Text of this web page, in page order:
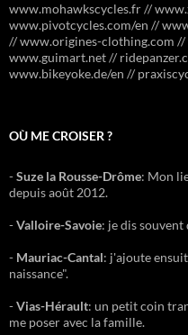
www.mohawkscycles.fr //
www.pivotcycles.com/en //
// www.origines-clothing.com //
www.guimart.net //
www.bikeyoke.de/en //
OÙ ME CROISER ?
-Suze la Rousse-Drôme: Mon
depuis août 2012.
-Valloire-Savoie: je dis souvent
- Mauriac-Cantal: j'ajoute
naissance".
-Vias-Hérault: un petit coin
me poser avec la famille.